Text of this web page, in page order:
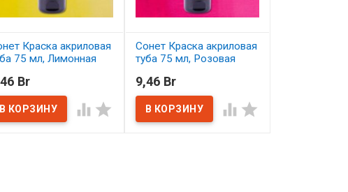
Краска акриловая
75 мл, Лимонная
В наличии
Br
 
Сонет Краска акриловая
туба 75 мл, Розовая
В наличии
9,46 Br
 